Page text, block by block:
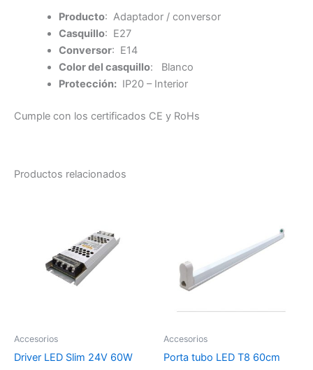
Producto: Adaptador / conversor
Casquillo: E27
Conversor: E14
Color del casquillo: Blanco
Protección:IP20 – Interior
Cumple con los certificados CE y RoHs
Productos relacionados
Accesorios
Driver LED Slim 24V 60W
Accesorios
Porta tubo LED T8 60cm